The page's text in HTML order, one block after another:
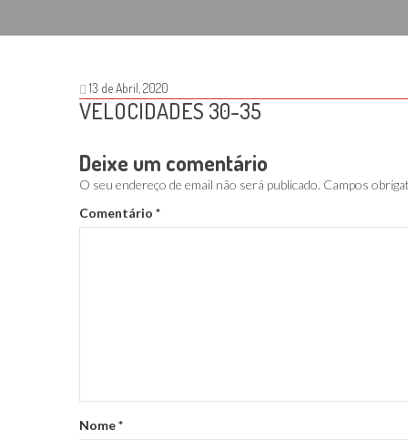
13 de Abril, 2020
VELOCIDADES 30-35
Deixe um comentário
O seu endereço de email não será publicado. Campos
Comentário *
Nome*